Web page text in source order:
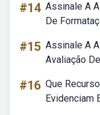
#14 Assinale A
De
#15 Assinale A
Avaliação
#16 Que
Evidenciam